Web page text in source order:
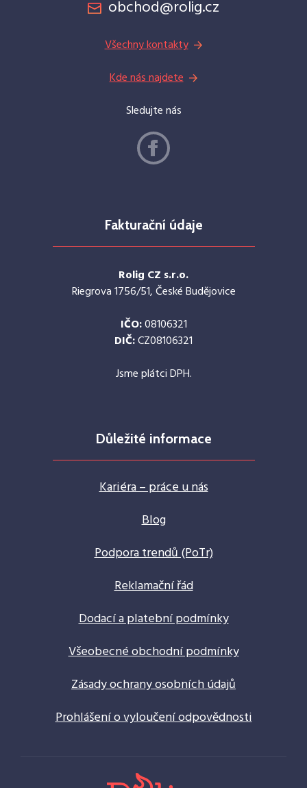
obchod@rolig.cz
Všechny kontakty
Kde nás najdete
Sledujte nás
Fakturační údaje
Rolig CZ s.r.o.
Riegrova 1756/51, České Budějovice
IČO:08106321
DIČ:CZ08106321
Jsme plátci DPH.
Důležité informace
Kariéra – práce u nás
Blog
Podpora trendů (PoTr)
Reklamační řád
Dodací a platební podmínky
Všeobecné obchodní podmínky
Zásady ochrany osobních údajů
Prohlášení o vyloučení odpovědnosti